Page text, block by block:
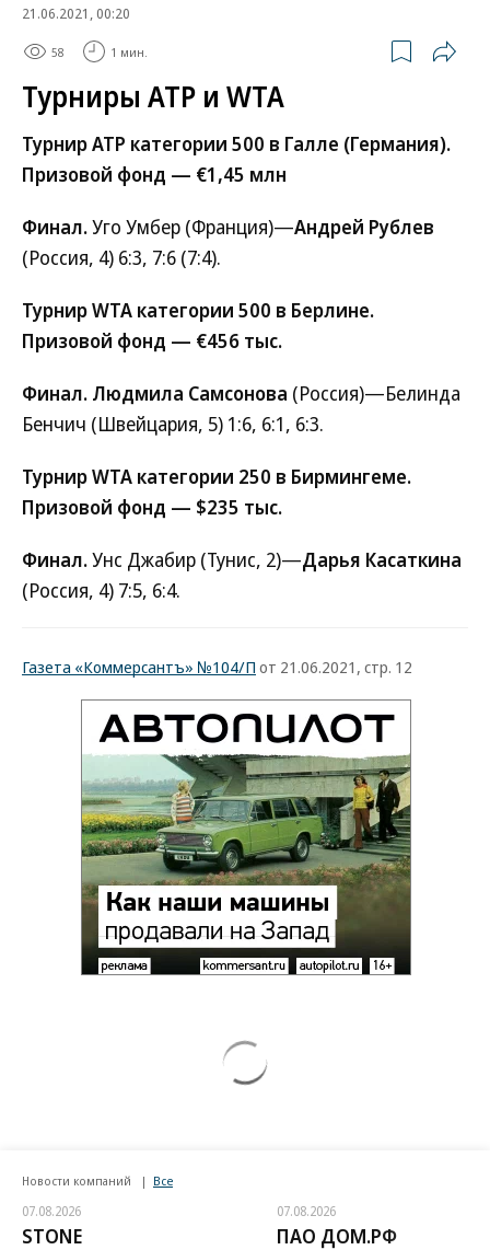
21.06.2021, 00:20
58 1 мин.
Турниры ATP и WTA
Турнир ATP категории 500 в Галле (Германия).
Призовой фонд — €1,45 млн
Финал.Уго Умбер (Франция)—Андрей Рублев
(Россия, 4) 6:3, 7:6 (7:4).
Турнир WTA категории 500 в Берлине.
Призовой фонд — €456 тыс.
Финал. Людмила Самсонова (Россия)—Белинда
Бенчич (Швейцария, 5) 1:6, 6:1, 6:3.
Турнир WTA категории 250 в Бирмингеме.
Призовой фонд — $235 тыс.
Финал.Унс Джабир (Тунис, 2)—Дарья Касаткина
(Россия, 4) 7:5, 6:4.
Газета «Коммерсантъ» №104/П от 21.06.2021, стр. 12
Новости компаний Все
07.08.2026
STONE
07.08.2026
ПАО ДОМ.РФ